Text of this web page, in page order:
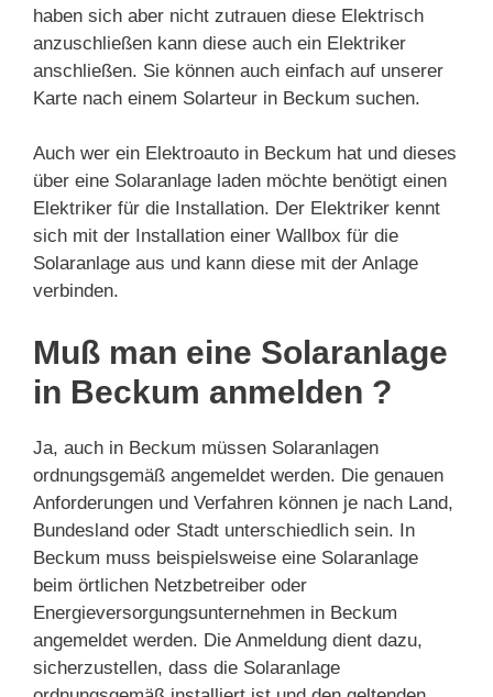
haben sich aber nicht zutrauen diese Elektrisch
anzuschließen kann diese auch ein Elektriker
anschließen. Sie können auch einfach auf unserer
Karte nach einem Solarteur in Beckum suchen.
Auch wer ein Elektroauto in Beckum hat und dieses
über eine Solaranlage laden möchte benötigt einen
Elektriker für die Installation. Der Elektriker kennt
sich mit der Installation einer Wallbox für die
Solaranlage aus und kann diese mit der Anlage
verbinden.
Muß man eine Solaranlage
in Beckum anmelden ?
Ja, auch in Beckum müssen Solaranlagen
ordnungsgemäß angemeldet werden. Die genauen
Anforderungen und Verfahren können je nach Land,
Bundesland oder Stadt unterschiedlich sein. In
Beckum muss beispielsweise eine Solaranlage
beim örtlichen Netzbetreiber oder
Energieversorgungsunternehmen in Beckum
angemeldet werden. Die Anmeldung dient dazu,
sicherzustellen, dass die Solaranlage